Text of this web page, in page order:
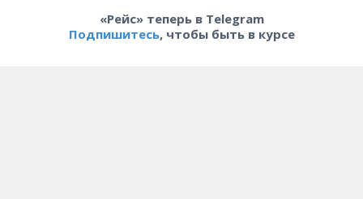
«Рейс» теперь в Telegram
Подпишитесь, чтобы быть в курсе